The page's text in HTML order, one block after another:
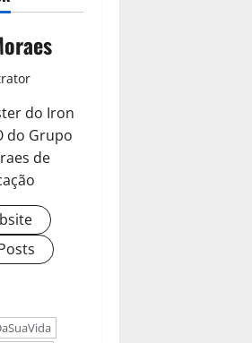
do Iron
do Grupo
de